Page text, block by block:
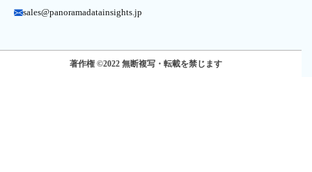
sales@panoramadatainsights.jp
著作権 ©2022 無断複写・転載を禁じます